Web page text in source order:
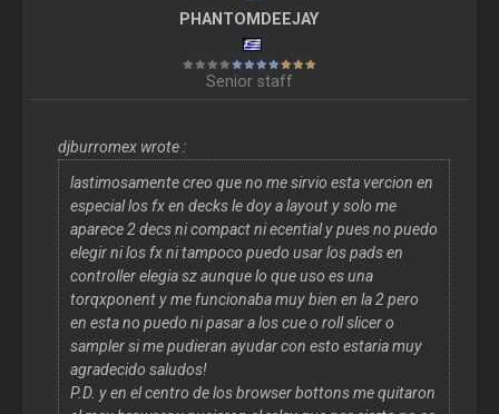
PHANTOMDEEJAY
Senior staff
djburromex wrote :
lastimosamente creo que no me sirvio esta vercion en
especial los fx en decks le doy a layout y solo me
aparece 2 decs ni compact ni ecential y pues no puedo
elegir ni los fx ni tampoco puedo usar los pads en
controller elegia sz aunque lo que uso es una
torqxponent y me funcionaba muy bien en la 2 pero
en esta no puedo ni pasar a los cue o roll slicer o
sampler si me pudieran ayudar con esto estaria muy
agradecido saludos!
P.D. y en el centro de los browser bottons me quitaron